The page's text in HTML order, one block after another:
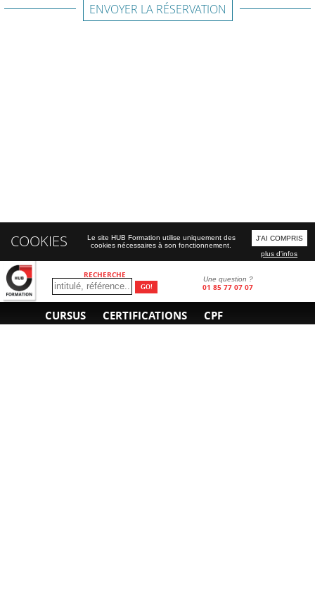
RECHERCHE Une question ?
01 85 77 07 07
CURSUS CERTIFICATIONS CPF
ENVOYER LA RÉSERVATION
COOKIES
Le site HUB Formation utilise uniquement des
cookies nécessaires à son fonctionnement.
J'AI COMPRIS
plus d'infos